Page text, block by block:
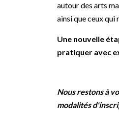
autour des arts
ainsi que ceux qui
Une nouvelle
pratiquer avec
Nous restons à
modalités